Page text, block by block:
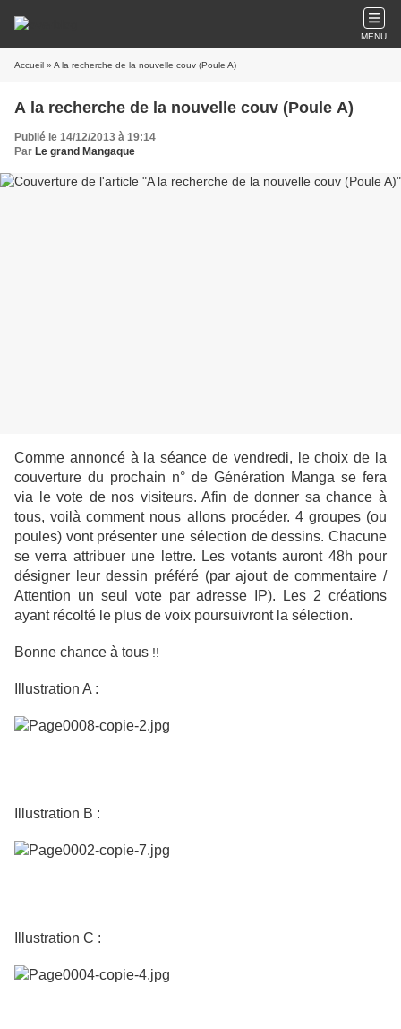
MENU
Accueil » A la recherche de la nouvelle couv (Poule A)
A la recherche de la nouvelle couv (Poule A)
Publié le 14/12/2013 à 19:14
Par Le grand Mangaque
Comme annoncé à la séance de vendredi, le choix de la
couverture du prochain n° de Génération Manga se fera
via le vote de nos visiteurs. Afin de donner sa chance à
tous, voilà comment nous allons procéder. 4 groupes (ou
poules) vont présenter une sélection de dessins. Chacune
se verra attribuer une lettre. Les votants auront 48h pour
désigner leur dessin préféré (par ajout de commentaire /
Attention un seul vote par adresse IP). Les 2 créations
ayant récolté le plus de voix poursuivront la sélection.
Bonne chance à tous !!
Illustration A :
Illustration B :
Illustration C :